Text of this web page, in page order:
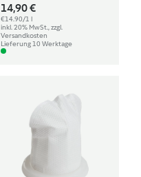
14,90 €
€14.90/1 l
inkl. 20% MwSt., zzgl.
Versandkosten
Lieferung 10 Werktage